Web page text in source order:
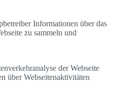
Informationen über das
zu sammeln und
der Webseite
über Webseitenaktivitäten